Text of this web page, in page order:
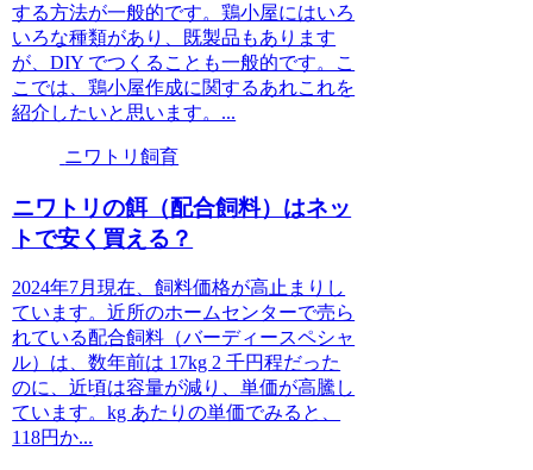
する方法が一般的です。鶏小屋にはいろ
いろな種類があり、既製品もあります
が、DIY でつくることも一般的です。こ
こでは、鶏小屋作成に関するあれこれを
紹介したいと思います。...
ニワトリ飼育
ニワトリの餌（配合飼料）はネッ
トで安く買える？
2024年7月現在、飼料価格が高止まりし
ています。近所のホームセンターで売ら
れている配合飼料（バーディースペシャ
ル）は、数年前は 17kg 2 千円程だった
のに、近頃は容量が減り、単価が高騰し
ています。kg あたりの単価でみると、
118円か...